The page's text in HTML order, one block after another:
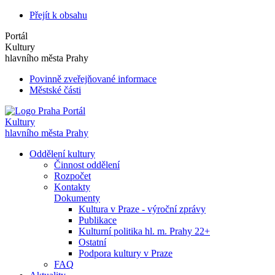
Přejít k obsahu
Portál
Kultury
hlavního města Prahy
Povinně zveřejňované informace
Městské části
Portál
Kultury
hlavního města Prahy
Oddělení kultury
Činnost oddělení
Rozpočet
Kontakty
Dokumenty
Kultura v Praze - výroční zprávy
Publikace
Kulturní politika hl. m. Prahy 22+
Ostatní
Podpora kultury v Praze
FAQ